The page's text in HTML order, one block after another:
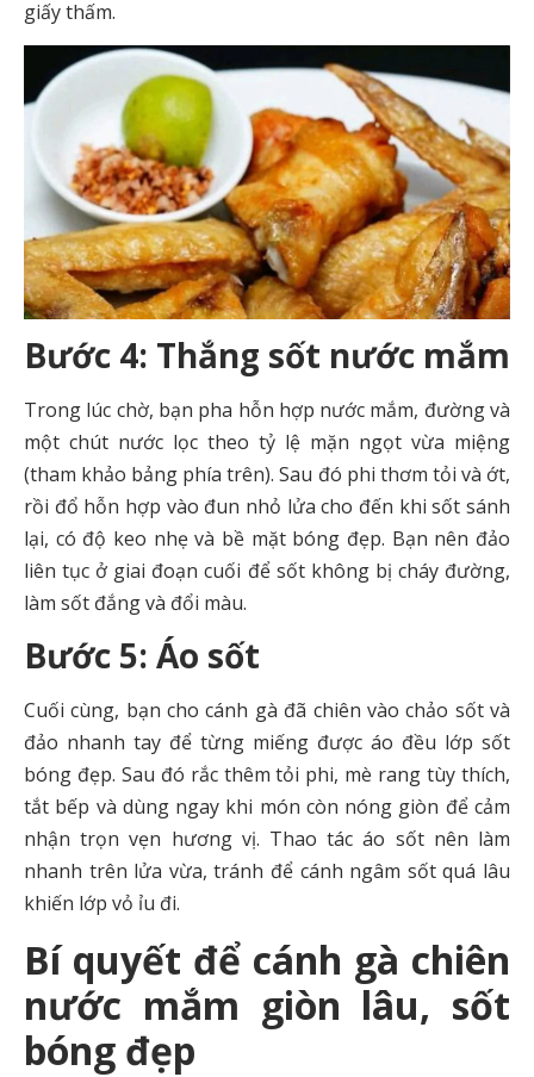
giấy thấm.
Bước 4: Thắng sốt nước mắm
Trong lúc chờ, bạn pha hỗn hợp nước mắm, đường và
một chút nước lọc theo tỷ lệ mặn ngọt vừa miệng
(tham khảo bảng phía trên). Sau đó phi thơm tỏi và ớt,
rồi đổ hỗn hợp vào đun nhỏ lửa cho đến khi sốt sánh
lại, có độ keo nhẹ và bề mặt bóng đẹp. Bạn nên đảo
liên tục ở giai đoạn cuối để sốt không bị cháy đường,
làm sốt đắng và đổi màu.
Bước 5: Áo sốt
Cuối cùng, bạn cho cánh gà đã chiên vào chảo sốt và
đảo nhanh tay để từng miếng được áo đều lớp sốt
bóng đẹp. Sau đó rắc thêm tỏi phi, mè rang tùy thích,
tắt bếp và dùng ngay khi món còn nóng giòn để cảm
nhận trọn vẹn hương vị. Thao tác áo sốt nên làm
nhanh trên lửa vừa, tránh để cánh ngâm sốt quá lâu
khiến lớp vỏ ỉu đi.
Bí quyết để cánh gà chiên
nước mắm giòn lâu, sốt
bóng đẹp